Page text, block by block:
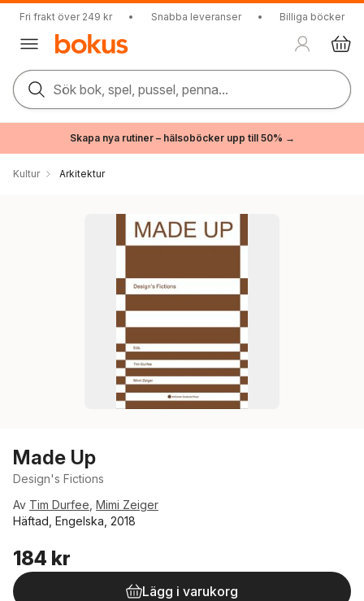
Fri frakt över 249 kr • Snabba leveranser • Billiga böcker
Sök bok, spel, pussel, penna...
Skapa nya rutiner – hälsoböcker upp till 50% →
Kultur Arkitektur
Made Up
Design's Fictions
Av Tim Durfee Mimi Zeiger
Häftad, Engelska, 2018
184 kr
Lägg i varukorg